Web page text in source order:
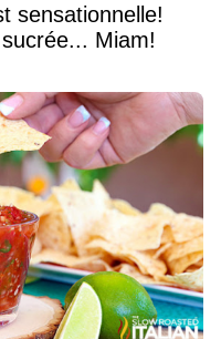
sensationnelle!
Miam!